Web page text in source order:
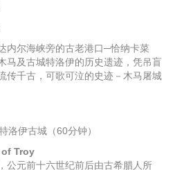
内尔海峡旁的古老港口─恰纳卡菜
马及古城特洛伊的历史遗迹，凭吊盲
传千古，可歌可泣的史迹－木马屠城
伊古城（60分钟）
Troy
公元前十六世纪前后由古希腊人所